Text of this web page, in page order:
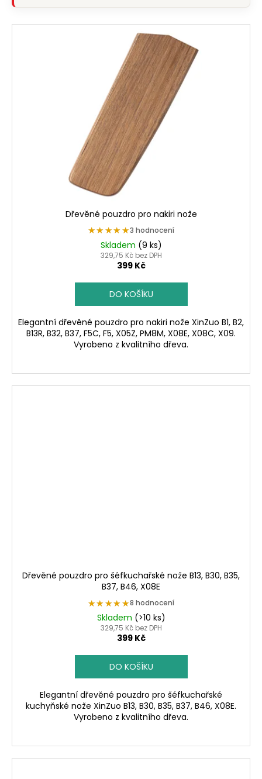
Dřevěné pouzdro pro nakiri nože
★★★★★
★★★★★3 hodnocení
Skladem (9 ks)
329,75 Kč bez DPH
399 Kč
DO KOŠÍKU
Elegantní dřevěné pouzdro pro nakiri nože XinZuo B1, B2,
B13R, B32, B37, F5C, F5, X05Z, PM8M, X08E, X08C, X09.
Vyrobeno z kvalitního dřeva.
Dřevěné pouzdro pro šéfkuchařské nože B13, B30, B35,
B37, B46, X08E
★★★★★
★★★★★8 hodnocení
Skladem (>10 ks)
329,75 Kč bez DPH
399 Kč
DO KOŠÍKU
Elegantní dřevěné pouzdro pro šéfkuchařské
kuchyňské nože XinZuo B13, B30, B35, B37, B46, X08E.
Vyrobeno z kvalitního dřeva.